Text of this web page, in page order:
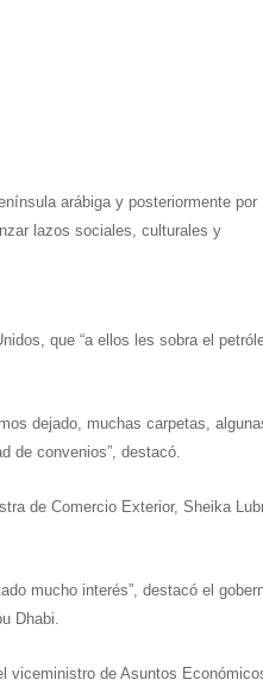
arábiga y posteriormente por
lazos sociales, culturales y
que “a ellos les sobra el
dejado, muchas carpetas,
de convenios”, destacó.
de Comercio Exterior, Sheika
mucho interés”, destacó el
Dhabi.
viceministro de Asuntos